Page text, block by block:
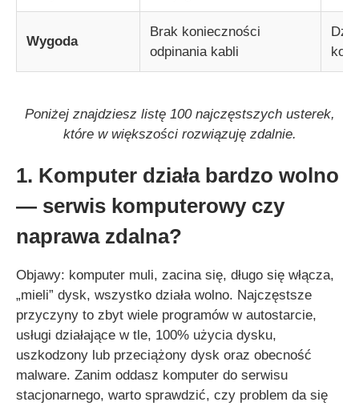
Wygoda
Brak konieczności
odpinania kabli
Poniżej znajdziesz listę 100 najczęstszych usterek,
które w większości rozwiązuję zdalnie.
1. Komputer działa bardzo wolno
— serwis komputerowy czy
naprawa zdalna?
Objawy: komputer muli, zacina się, długo się włącza,
„mieli” dysk, wszystko działa wolno. Najczęstsze
przyczyny to zbyt wiele programów w autostarcie,
usługi działające w tle, 100% użycia dysku,
uszkodzony lub przeciążony dysk oraz obecność
malware. Zanim oddasz komputer do serwisu
stacjonarnego, warto sprawdzić, czy problem da się